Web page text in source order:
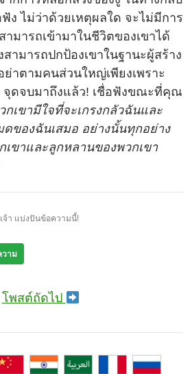
ง ไม่ว่าด้วยเหตุผลใด จะไม่มีการ
มารถเข้ามาในชีวิตของเขาได้
สามารถปกป้องเขาในฐานะผู้สร้าง
าตามคนส่วนใหญ่เพียงเพราะ
จุดจบมาถึงแล้ว! เชื่อฟังขณะที่คุณ
กเขามีใจที่จะเกรงกลัวฉันและ
ของฉันเสมอ อย่างนั้นทุกอย่าง
เขาและลูกหลานของพวกเขา
จ้า แบ่งปันข้อความนี้!
วาม
โพสต์ถัดไป